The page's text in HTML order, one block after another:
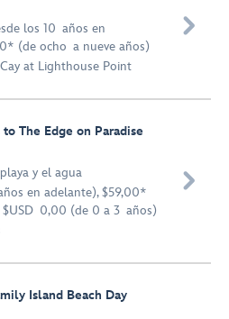
los 10 años en
(de ocho a nueve años)
at Lighthouse Point

to The Edge on Paradise
y el agua
en adelante), $59,00*
0,00 (de 0 a 3 años)

Island Beach Day